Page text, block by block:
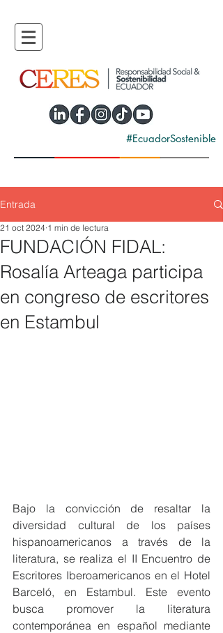
#EcuadorSostenible
Entrada
FUNDACIÓN FIDAL:
Rosalía Arteaga participa
en congreso de escritores
en Estambul
21 oct 2024 1 min de lectura
Bajo la convicción de resaltar la
diversidad cultural de los países
hispanoamericanos a través de la
literatura, se realiza el II Encuentro de
Escritores Iberoamericanos en el Hotel
Barceló, en Estambul. Este evento
busca promover la literatura
contemporánea en español mediante